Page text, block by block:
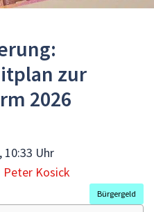
zur
2026
10:33 Uhr
Peter Kosick
Bürgergeld